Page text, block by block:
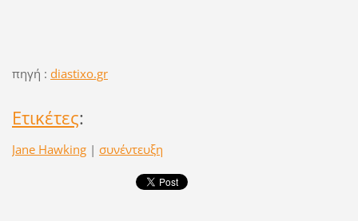
πηγή : diastixo.gr
Ετικέτες:
Jane Hawking | συνέντευξη